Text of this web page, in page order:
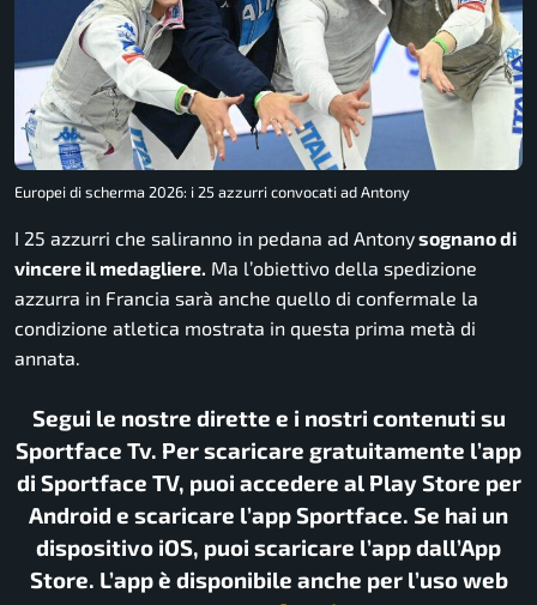
Europei di scherma 2026: i 25 azzurri convocati ad Antony
I 25 azzurri che saliranno in pedana ad Antonysognano di
vincere il medagliere. Ma l’obiettivo della spedizione
azzurra in Francia sarà anche quello di confermale la
condizione atletica mostrata in questa prima metà di
annata.
Segui le nostre dirette e i nostri contenuti su
Sportface Tv. Per scaricare gratuitamente l’app
di Sportface TV, puoi accedere al Play Store per
Android e scaricare l’app Sportface. Se hai un
dispositivo iOS, puoi scaricare l’app dall’App
Store. L’app è disponibile anche per l’uso web